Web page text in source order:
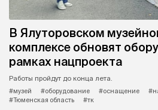
В Ялуторовском
комплексе обновят
рамках нацпроекта
Работы пройдут до конца лета.
#музей
#оборудование #оснащение
#Тюменская область
#тк